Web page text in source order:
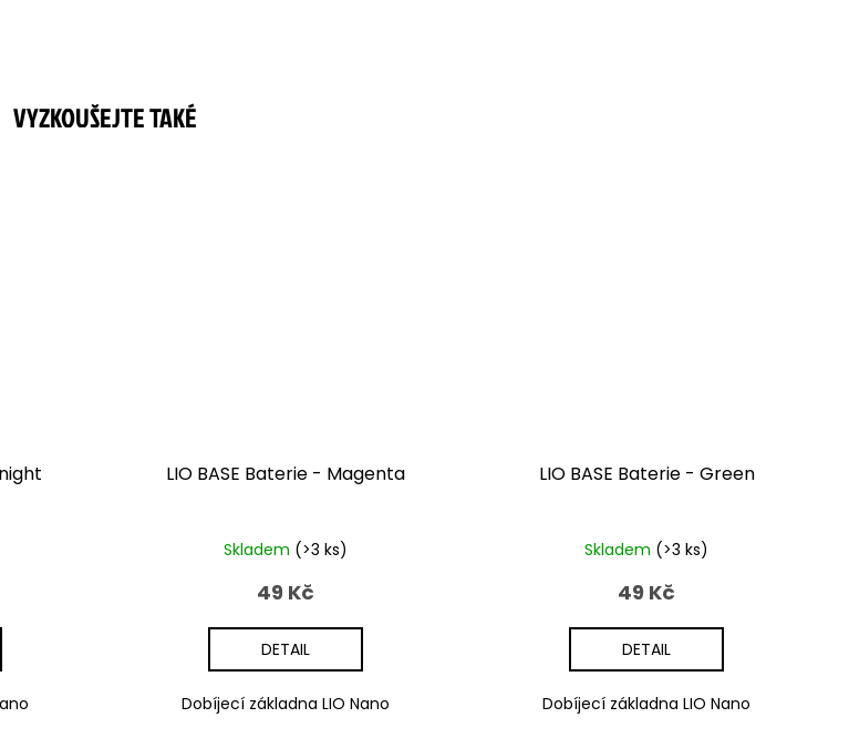
LIO BASE Baterie - Magenta
Skladem (>3 ks)
49 Kč
DETAIL
Dobíjecí základna LIO Nano
LIO BASE Baterie - Green
Skladem (>3 ks)
49 Kč
DETAIL
Dobíjecí základna LIO Nano